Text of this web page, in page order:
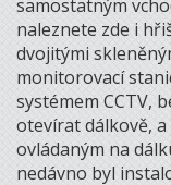
samostatným
naleznete zde i
dvojitými
monitorovací
systémem CCTV,
otevírat dálkově,
ovládaným na
nedávno byl